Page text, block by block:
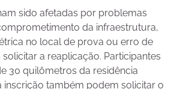
sido afetadas por problemas
da infraestrutura,
no local de prova ou erro de
a reaplicação. Participantes
30 quilômetros da residência
inscrição também podem solicitar o